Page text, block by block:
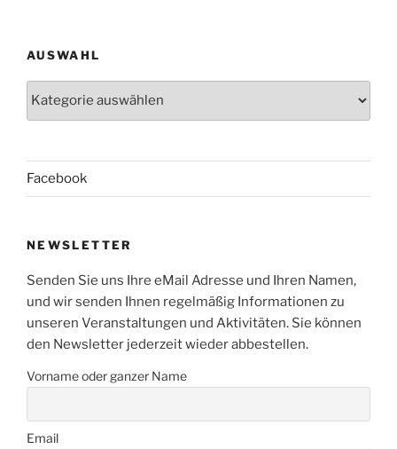
AUSWAHL
Facebook
NEWSLETTER
Senden Sie uns Ihre eMail Adresse und Ihren Namen,
und wir senden Ihnen regelmäßig Informationen zu
unseren Veranstaltungen und Aktivitäten. Sie können
den Newsletter jederzeit wieder abbestellen.
Vorname oder ganzer Name
Email